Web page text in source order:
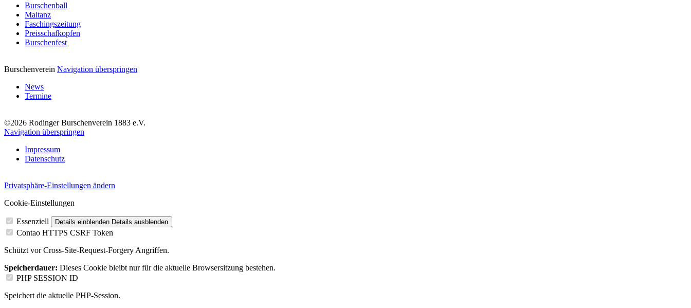
Burschenball
Maitanz
Faschingszeitung
Preisschafkopfen
Burschenfest
Burschenverein Navigation überspringen
News
Termine
©2026 Rodinger Burschenverein 1883 e.V.
Navigation überspringen
Impressum
Datenschutz
Privatsphäre-Einstellungen ändern
Cookie-Einstellungen
Essenziell Details einblenden Details ausblenden
Contao HTTPS CSRF Token
Schützt vor Cross-Site-Request-Forgery Angriffen.
Speicherdauer: Dieses Cookie bleibt nur für die aktuelle Browsersitzung bestehen.
PHP SESSION ID
Speichert die aktuelle PHP-Session.